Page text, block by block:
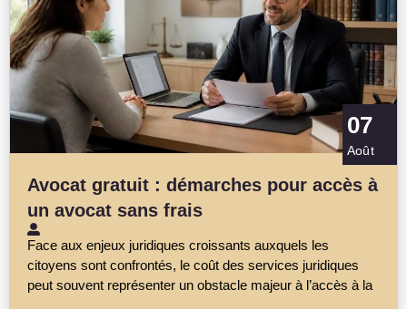
07
Août
Avocat gratuit : démarches pour accès à
un avocat sans frais
Face aux enjeux juridiques croissants auxquels les
citoyens sont confrontés, le coût des services juridiques
peut souvent représenter un obstacle majeur à l’accès à la